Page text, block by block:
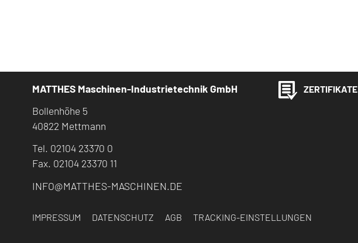
MATTHES Maschinen-Industrietechnik GmbH
Bollenhöhe 5
40822 Mettmann
Tel. 02104 23370 0
Fax. 02104 23370 11
INFO@MATTHES-MASCHINEN.DE
ZERTIFIKATE
IMPRESSUM DATENSCHUTZ AGB TRACKING-EINSTELLUNGEN